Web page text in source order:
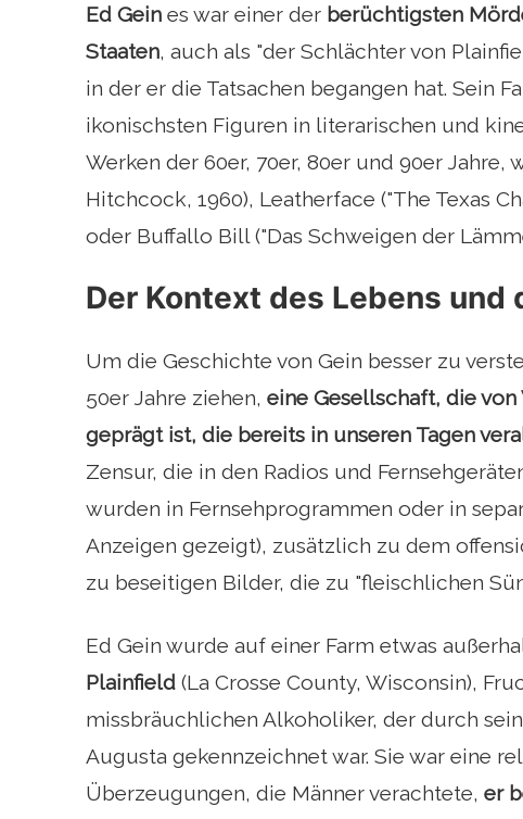
Ed Gein es war einer der berüchtigsten
Staaten, auch als "der Schlächter von
in der er die Tatsachen begangen hat. Sein
ikonischsten Figuren in literarischen und
Werken der 60er, 70er, 80er und 90er Jahre,
Hitchcock, 1960), Leatherface ("The Texas
oder Buffallo Bill ("Das Schweigen der
Der Kontext des Lebens und
Um die Geschichte von Gein besser zu
50er Jahre ziehen, eine Gesellschaft, die
geprägt ist, die bereits in unseren Tagen
Zensur, die in den Radios und
wurden in Fernsehprogrammen oder in
Anzeigen gezeigt), zusätzlich zu dem
zu beseitigen Bilder, die zu "fleischlichen
Ed Gein wurde auf einer Farm etwas
Plainfield (La Crosse County, Wisconsin),
missbräuchlichen Alkoholiker, der durch
Augusta gekennzeichnet war. Sie war eine
Überzeugungen, die Männer verachtete, er